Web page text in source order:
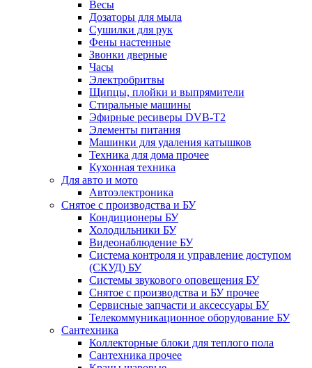
Весы
Дозаторы для мыла
Сушилки для рук
Фены настенные
Звонки дверные
Часы
Электробритвы
Щипцы, плойки и выпрямители
Стиральные машины
Эфирные ресиверы DVB-T2
Элементы питания
Машинки для удаления катышков
Техника для дома прочее
Кухонная техника
Для авто и мото
Автоэлектроника
Снятое с производства и БУ
Кондиционеры БУ
Холодильники БУ
Видеонаблюдение БУ
Система контроля и управление доступом
(СКУД) БУ
Системы звукового оповещения БУ
Снятое с производства и БУ прочее
Сервисные запчасти и аксессуары БУ
Телекоммуникационное оборудование БУ
Сантехника
Коллекторные блоки для теплого пола
Сантехника прочее